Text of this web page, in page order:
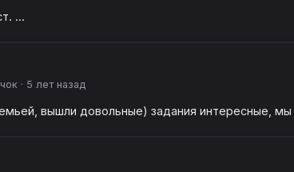
...
· 5 лет назад
вышли довольные) задания интересные,